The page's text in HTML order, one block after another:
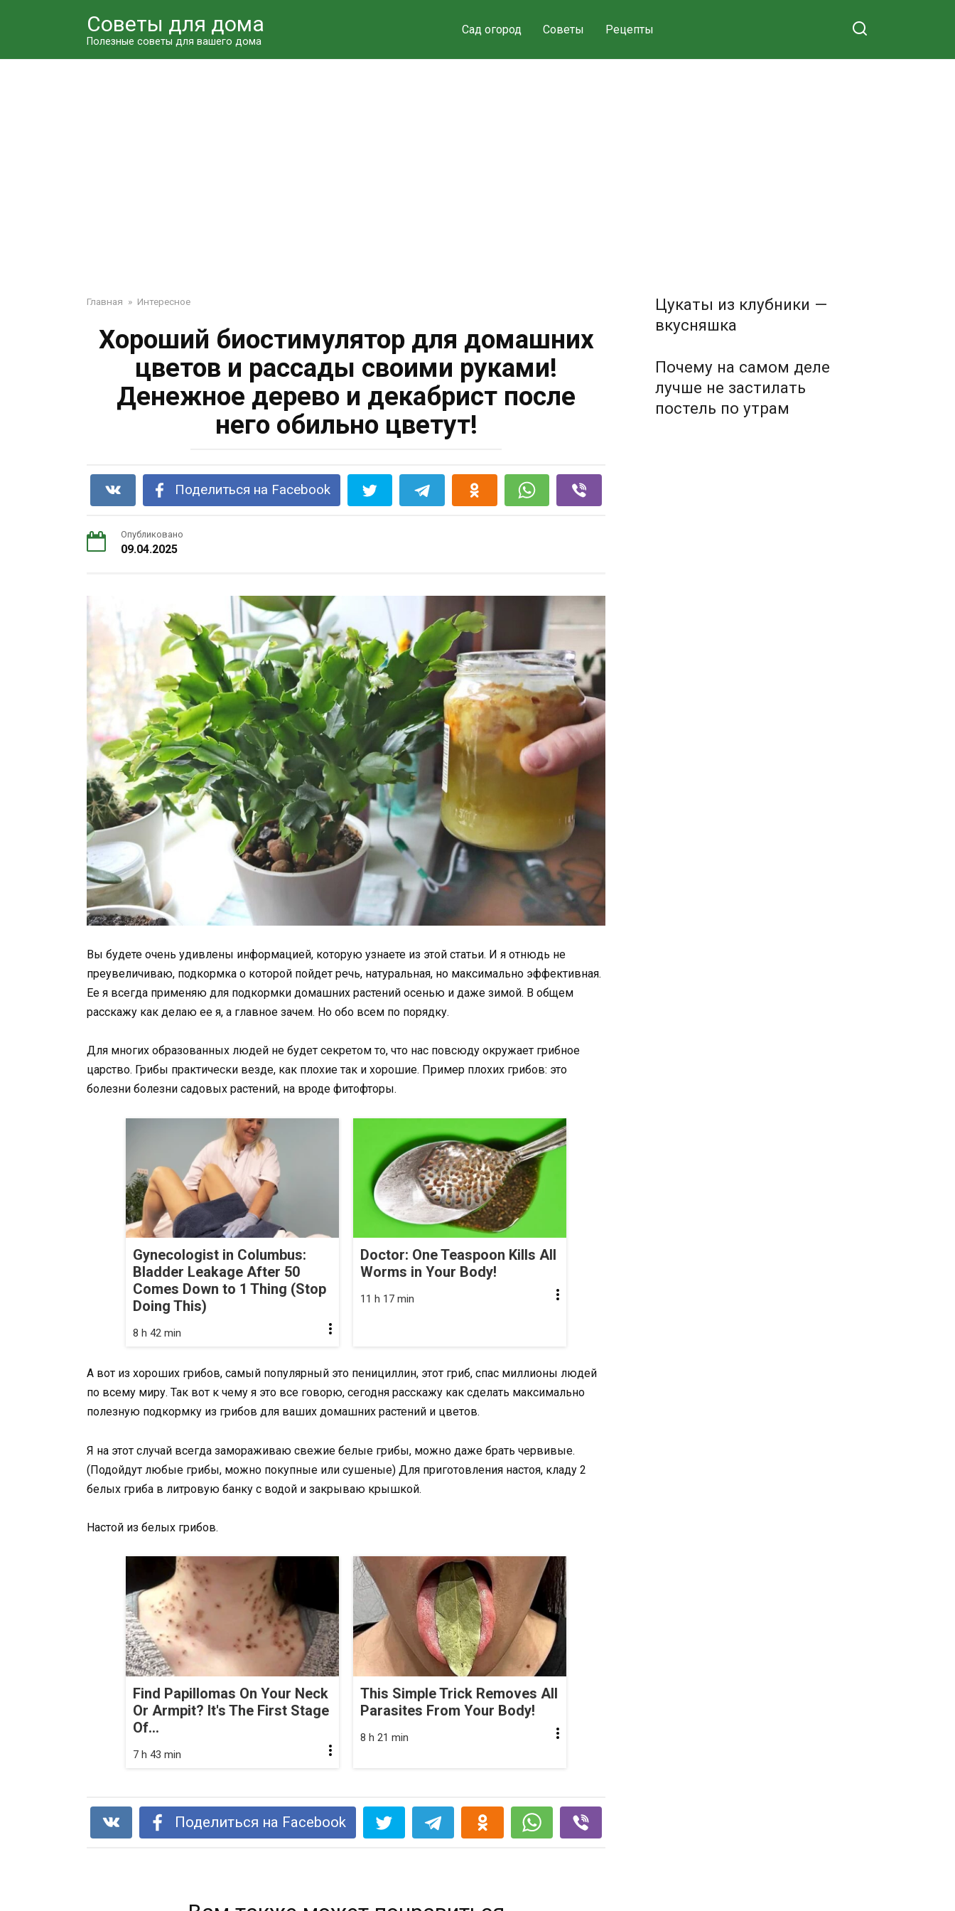
Советы для дома
Полезные советы для вашего дома
Сад огород Советы Рецепты
Главная » Интересное
Хороший биостимулятор для домашних
цветов и рассады своими руками!
Денежное дерево и декабрист после
него обильно цветут!
Поделиться на Facebook
Опубликовано
09.04.2025
Вы будете очень удивлены информацией, которую узнаете из этой статьи. И я отнюдь не
преувеличиваю, подкормка о которой пойдет речь, натуральная, но максимально эффективная.
Ее я всегда применяю для подкормки домашних растений осенью и даже зимой. В общем
расскажу как делаю ее я, а главное зачем. Но обо всем по порядку.
Для многих образованных людей не будет секретом то, что нас повсюду окружает грибное
царство. Грибы практически везде, как плохие так и хорошие. Пример плохих грибов: это
болезни болезни садовых растений, на вроде фитофторы.
Gynecologist in Columbus:
Bladder Leakage After 50
Comes Down to 1 Thing (Stop
Doing This)
8 h 42 min
Doctor: One Teaspoon Kills All
Worms in Your Body!
11 h 17 min
А вот из хороших грибов, самый популярный это пенициллин, этот гриб, спас миллионы людей
по всему миру. Так вот к чему я это все говорю, сегодня расскажу как сделать максимально
полезную подкормку из грибов для ваших домашних растений и цветов.
Я на этот случай всегда замораживаю свежие белые грибы, можно даже брать червивые.
(Подойдут любые грибы, можно покупные или сушеные) Для приготовления настоя, кладу 2
белых гриба в литровую банку с водой и закрываю крышкой.
Настой из белых грибов.
Find Papillomas On Your Neck
Or Armpit? It's The First Stage
Of...
7 h 43 min
This Simple Trick Removes All
Parasites From Your Body!
8 h 21 min
Поделиться на Facebook
Цукаты из клубники —
вкусняшка
Почему на самом деле
лучше не застилать
постель по утрам